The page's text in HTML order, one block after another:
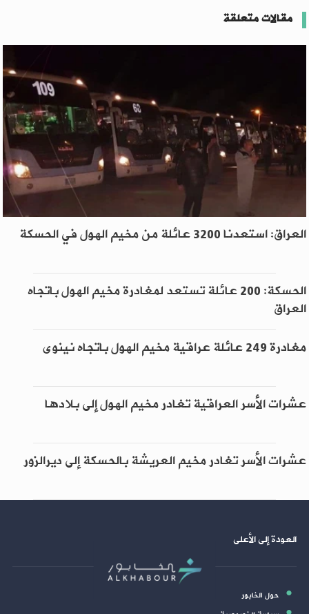
مقالات متعلقة
العراق: استعدنا 3200 عائلة من مخيم الهول في الحسكة
الحسكة: 200 عائلة تستعد لمغادرة مخيم الهول باتجاه
العراق
مغادرة 249 عائلة عراقية مخيم الهول باتجاه نينوى
عشرات الأسر العراقية تغادر مخيم الهول إلى بلادها
عشرات الأسر تغادر مخيم العريشة بالحسكة إلى ديرالزور
العودة إلى الأعلى
حول الخابور